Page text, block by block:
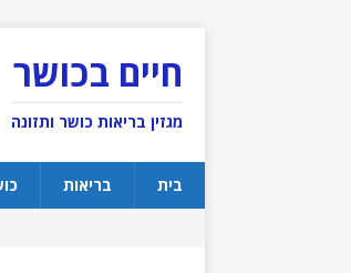
חיים בכושר
מגזין בריאות כושר ותזונה
בית בריאות